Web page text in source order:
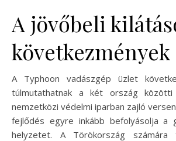
A jövőbeli
következmények
A Typhoon vadászgép üzlet
túlmutathatnak a két ország közötti
nemzetközi védelmi iparban zajló
fejlődés egyre inkább befolyásolja a
helyzetet. A Törökország számára